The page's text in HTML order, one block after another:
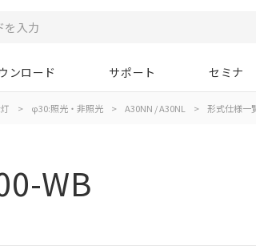
ンロード サポート セミナ
> φ30:照光・非照光 > A30NN / A30NL > 形式仕様一
WB